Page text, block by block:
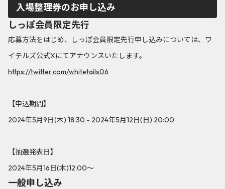
入場整理券のお申し込み
しっぽ会員限定先行
応募方法をはじめ、しっぽ会員限定先行申し込みについては、ワ
イテルズ公式Xにてアナウンスいたします。
https://twitter.com/whitetails06
【申込期間】
2024年5月9日(木) 18:30 - 2024年5月12日(日) 20:00
【抽選発表日】
2024年5月16日(木)12:00～
一般申し込み